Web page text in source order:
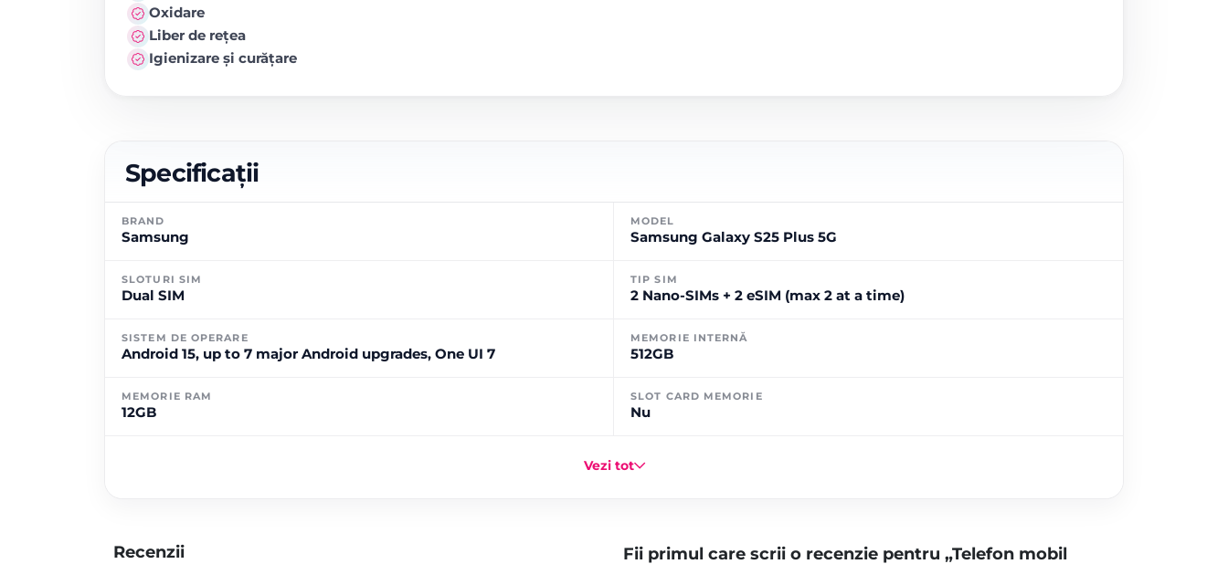
Oxidare
Liber de rețea
Igienizare și curățare
Specificații
BRAND
Samsung
MODEL
Samsung Galaxy S25 Plus 5G
SLOTURI SIM
Dual SIM
TIP SIM
2 Nano-SIMs + 2 eSIM (max 2 at a time)
SISTEM DE OPERARE
Android 15, up to 7 major Android upgrades, One UI 7
MEMORIE INTERNĂ
512GB
MEMORIE RAM
12GB
SLOT CARD MEMORIE
Nu
Vezi tot
Recenzii
Fii primul care scrii o recenzie pentru „Telefon mobil